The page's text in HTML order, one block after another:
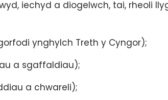
iechyd a diogelwch, tai, rheoli
ynghylch Treth y Cyngor);
a sgaffaldiau);
a chwareli);